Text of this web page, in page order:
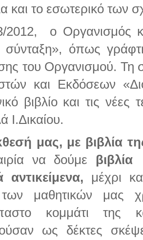
και το εσωτερικό των
2012, ο Οργανισμός
σύνταξη», όπως
του Οργανισμού. Τη
και Εκδόσεων
βιβλίο και τις
Ι.Δικαίου.
μας, με βιβλία
να δούμε
αντικείμενα, μέχρι
μαθητικών μας
κομμάτι της
ως δέκτες